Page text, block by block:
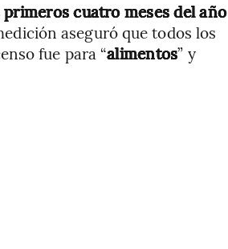
primeros cuatro meses del año
aseguró que todos los
fue para “alimentos” y